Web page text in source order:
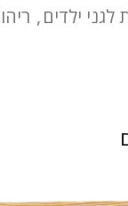
לגני ילדים,